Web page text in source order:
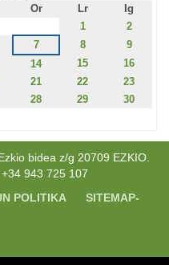
Or Lr
Ig
1
2
7 8
9
14 15
16
21 22
23
28 29
30
bidea z/g 20709 EZKIO.
943 725 107
POLITIKA
SITEMAP-